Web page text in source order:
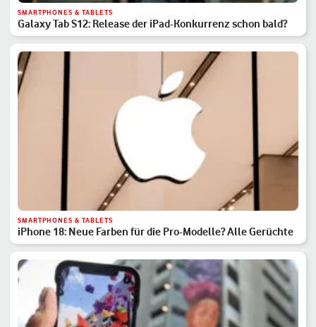
SMARTPHONES & TABLETS
Galaxy Tab S12: Release der iPad-Konkurrenz schon bald?
SMARTPHONES & TABLETS
iPhone 18: Neue Farben für die Pro-Modelle? Alle Gerüchte